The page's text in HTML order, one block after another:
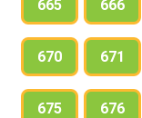
665 666
670 671
675 676